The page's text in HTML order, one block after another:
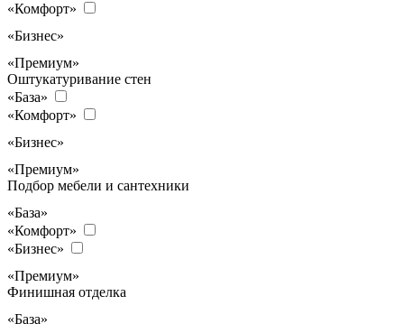
«Комфорт»
«Бизнес»
«Премиум»
Оштукатуривание стен
«База»
«Комфорт»
«Бизнес»
«Премиум»
Подбор мебели и сантехники
«База»
«Комфорт»
«Бизнес»
«Премиум»
Финишная отделка
«База»